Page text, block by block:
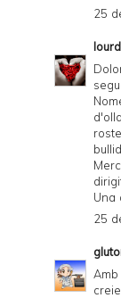
25
Una
25